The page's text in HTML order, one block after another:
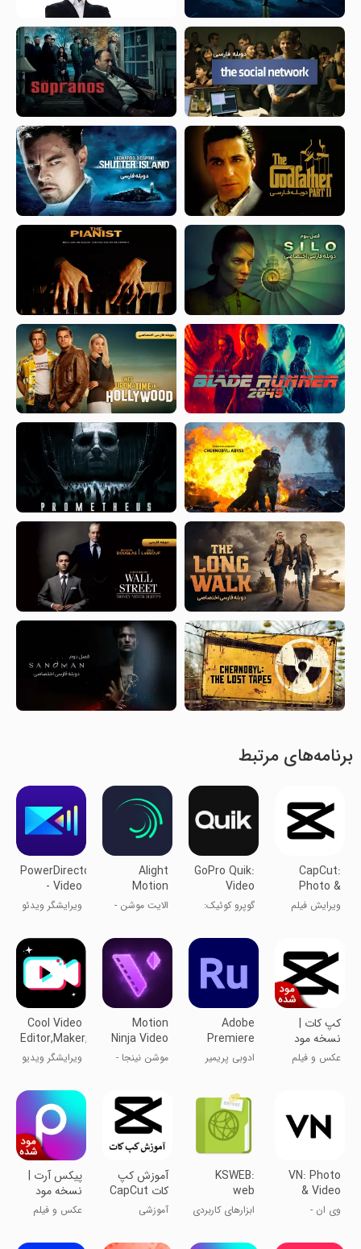
برنامه‌های مرتبط
CapCut:
Photo &
Video
Editor
ویرایش فیلم
GoPro Quik:
Video
Editor
گوپرو کوئیک:
Alight
Motion
الایت موشن -
ویدیو و
انیمیشن
PowerDirector
- Video
Editor
ویرایشگر ویدئو
کپ کات |
نسخه مود
شده
عکس و فیلم
Adobe
Premiere
Rush: Video
ادوبی پریمیر
Motion
Ninja Video
Editor
موشن نینجا -
Cool Video
Editor,Maker,Effect
ویرایشگر ویدیو
سازنده، افکت
VN: Photo
& Video
Editor
وی ان -
ویدیو
KSWEB:
web
developer
kit
ابزارهای کاربردی
آموزش کپ
کات CapCut
آموزشی
پیکس آرت |
نسخه مود
شده
عکس و فیلم